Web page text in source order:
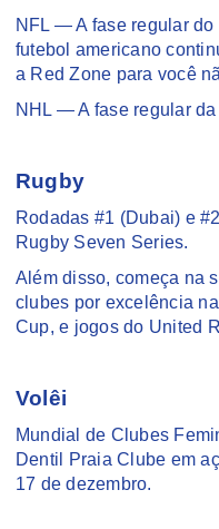
NFL — A fase regular
futebol americano
a Red Zone para você
NHL — A fase regular
Rugby
Rodadas #1 (Dubai) e
Rugby Seven Series.
Além disso, começa na
clubes por excelência
Cup, e jogos do United
Volêi
Mundial de Clubes
Dentil Praia Clube em
17 de dezembro.